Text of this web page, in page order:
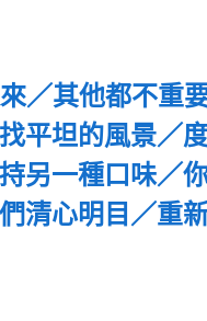
／其他都不重
平坦的風景／
另一種口味／
清心明目／重